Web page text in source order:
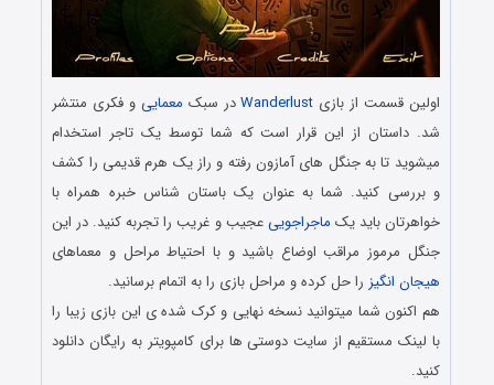
اولین قسمت از بازی Wanderlustدر سبک معمایی و فکری منتشر
شد. داستان از این قرار است که شما توسط یک تاجر استخدام
میشوید تا به جنگل های آمازون رفته و راز یک هرم قدیمی را کشف
و بررسی کنید. شما به عنوان یک باستان شناس خبره همراه با
خواهرتان باید یک ماجراجوییعجیب و غریب را تجربه کنید. در این
جنگل مرموز مراقب اوضاع باشید و با احتیاط مراحل و معماهای
هیجان انگیز را حل کرده و مراحل بازی را به اتمام برسانید.
هم اکنون شما میتوانید نسخه نهایی و کرک شده ی این بازی زیبا را
با لینک مستقیم از سایت دوستی ها برای کامپویتر به رایگان دانلود
کنید.